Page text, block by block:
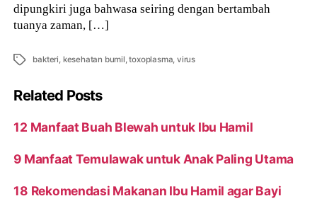
dipungkiri juga bahwasa seiring dengan bertambah
tuanya zaman, […]
Tags bakteri, kesehatan bumil,toxoplasma,virus
Related Posts
12 Manfaat Buah Blewah untuk Ibu Hamil
9 Manfaat Temulawak untuk Anak Paling Utama
18 Rekomendasi Makanan Ibu Hamil agar Bayi